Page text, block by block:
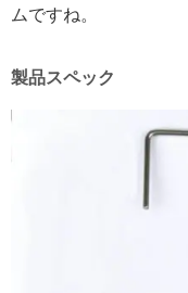
ムですね。
製品スペック